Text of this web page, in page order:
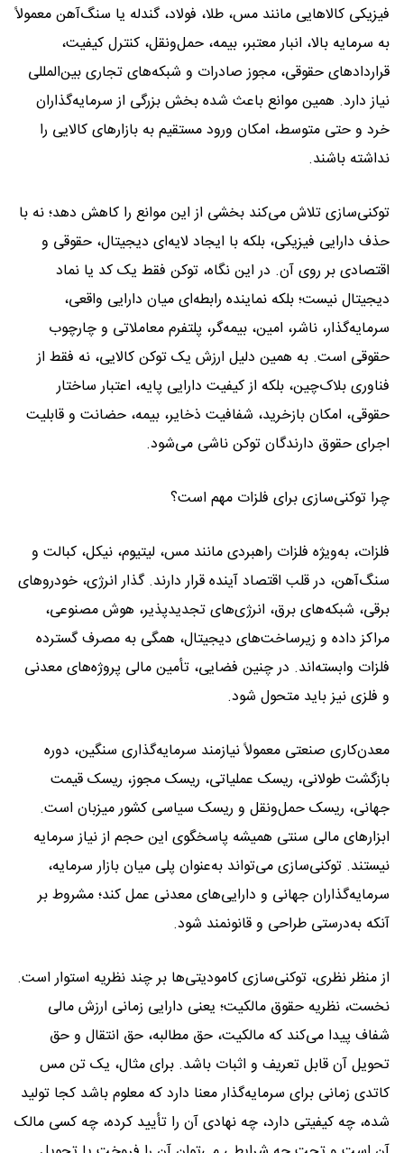
فیزیکی کالاهایی مانند مس، طلا، فولاد، گندله یا سنگ‌آهن معمولاً
به سرمایه بالا، انبار معتبر، بیمه، حمل‌ونقل، کنترل کیفیت،
قراردادهای حقوقی، مجوز صادرات و شبکه‌های تجاری بین‌المللی
نیاز دارد. همین موانع باعث شده بخش بزرگی از سرمایه‌گذاران
خرد و حتی متوسط، امکان ورود مستقیم به بازارهای کالایی را
نداشته باشند.
توکنی‌سازی تلاش می‌کند بخشی از این موانع را کاهش دهد؛ نه با
حذف دارایی فیزیکی، بلکه با ایجاد لایه‌ای دیجیتال، حقوقی و
اقتصادی بر روی آن. در این نگاه، توکن فقط یک کد یا نماد
دیجیتال نیست؛ بلکه نماینده رابطه‌ای میان دارایی واقعی،
سرمایه‌گذار، ناشر، امین، بیمه‌گر، پلتفرم معاملاتی و چارچوب
حقوقی است. به همین دلیل ارزش یک توکن کالایی، نه فقط از
فناوری بلاک‌چین، بلکه از کیفیت دارایی پایه، اعتبار ساختار
حقوقی، امکان بازخرید، شفافیت ذخایر، بیمه، حضانت و قابلیت
اجرای حقوق دارندگان توکن ناشی می‌شود.
چرا توکنی‌سازی برای فلزات مهم است؟
فلزات، به‌ویژه فلزات راهبردی مانند مس، لیتیوم، نیکل، کبالت و
سنگ‌آهن، در قلب اقتصاد آینده قرار دارند. گذار انرژی، خودروهای
برقی، شبکه‌های برق، انرژی‌های تجدیدپذیر، هوش مصنوعی،
مراکز داده و زیرساخت‌های دیجیتال، همگی به مصرف گسترده
فلزات وابسته‌اند. در چنین فضایی، تأمین مالی پروژه‌های معدنی
و فلزی نیز باید متحول شود.
معدن‌کاری صنعتی معمولاً نیازمند سرمایه‌گذاری سنگین، دوره
بازگشت طولانی، ریسک عملیاتی، ریسک مجوز، ریسک قیمت
جهانی، ریسک حمل‌ونقل و ریسک سیاسی کشور میزبان است.
ابزارهای مالی سنتی همیشه پاسخگوی این حجم از نیاز سرمایه
نیستند. توکنی‌سازی می‌تواند به‌عنوان پلی میان بازار سرمایه،
سرمایه‌گذاران جهانی و دارایی‌های معدنی عمل کند؛ مشروط بر
آنکه به‌درستی طراحی و قانونمند شود.
از منظر نظری، توکنی‌سازی کامودیتی‌ها بر چند نظریه استوار است.
نخست، نظریه حقوق مالکیت؛ یعنی دارایی زمانی ارزش مالی
شفاف پیدا می‌کند که مالکیت، حق مطالبه، حق انتقال و حق
تحویل آن قابل تعریف و اثبات باشد. برای مثال، یک تن مس
کاتدی زمانی برای سرمایه‌گذار معنا دارد که معلوم باشد کجا تولید
شده، چه کیفیتی دارد، چه نهادی آن را تأیید کرده، چه کسی مالک